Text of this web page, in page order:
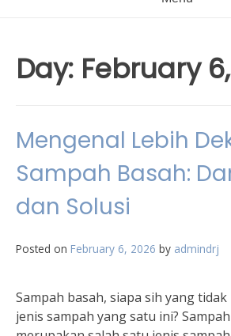
Day: February
Mengenal Lebih
Sampah Basah:
dan Solusi
Posted on February 6, 2026 by admindrj
Sampah basah, siapa sih yang
jenis sampah yang satu ini?